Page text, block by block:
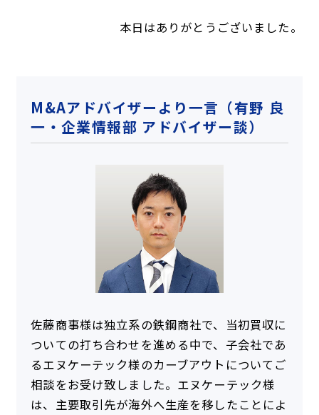
本日はありがとうございました。
M&Aアドバイザーより一言（有野 良
一・企業情報部 アドバイザー談）
佐藤商事様は独立系の鉄鋼商社で、当初買収に
ついての打ち合わせを進める中で、子会社であ
るエヌケーテック様のカーブアウトについてご
相談をお受け致しました。エヌケーテック様
は、主要取引先が海外へ生産を移したことによ